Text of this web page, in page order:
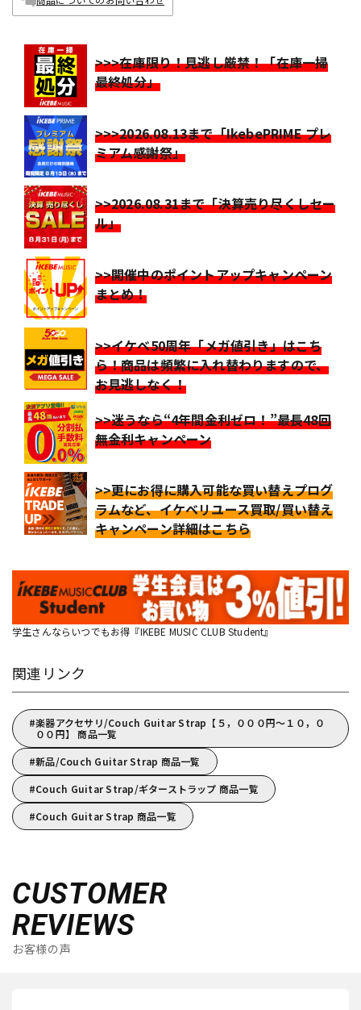
>>>在庫限り！見逃し厳禁！「在庫一掃
最終処分」
>>>2026.08.13まで「IkebePRIME プレ
ミアム感謝祭」
>>2026.08.31まで「決算売り尽くしセー
ル」
>>開催中のポイントアップキャンペーン
まとめ！
>>イケベ50周年「メガ値引き」はこち
ら！商品は頻繁に入れ替わりますので、
お見逃しなく！
>>迷うなら“4年間金利ゼロ！”最長48回
無金利キャンペーン
>>更にお得に購入可能な買い替えプログ
ラムなど、イケベリユース買取/買い替え
キャンペーン詳細はこちら
学生さんならいつでもお得『IKEBE MUSIC CLUB Student』
関連リンク
楽器アクセサリ/Couch Guitar Strap【５，０００円～１０，０
００円】 商品一覧
新品/Couch Guitar Strap 商品一覧
Couch Guitar Strap/ギターストラップ 商品一覧
Couch Guitar Strap 商品一覧
CUSTOMER
REVIEWS
お客様の声